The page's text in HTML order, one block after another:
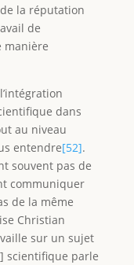
la réputation
de
manière
dans
au niveau
entendre[52].
souvent pas de
communiquer
de la même
Christian
sur un sujet
scientifique parle